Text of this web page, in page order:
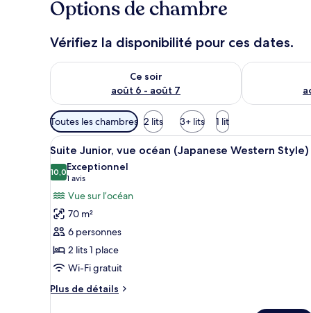
Options de chambre
Vérifiez la disponibilité pour ces dates.
Ce soir
août 6 - août 7
Vérifier la disponibilité pour ce soir août 6 - août 7
Vérifier la
Filtres
disponibles
pour
les
chambres
Toutes les chambres 2 lits 3+ lits 1 lit
Afficher
toutes
les
photos
pour
ce
type
de
chambre :
Suite
Une chambre d’hôtel
12
Suite Junior, vue océan (Japanese Western Style)
10,010,0 sur 10
Exceptionnel
1 avis
(1 avis)
Vue sur l’océan
70 m²
6 personnes
2 lits 1 place
Wi-Fi gratuit
Plus de détails
Plus